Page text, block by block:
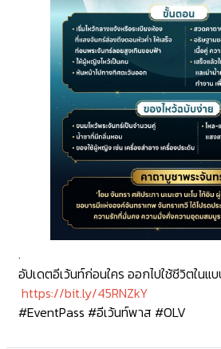
.
อัปเดตอีเว้นท์ก่อนใคร ออกไปใช้ชีวิตใน
https://bit.ly/45RNZkY
#EventPass #อีเว้นท์พาส #OLV